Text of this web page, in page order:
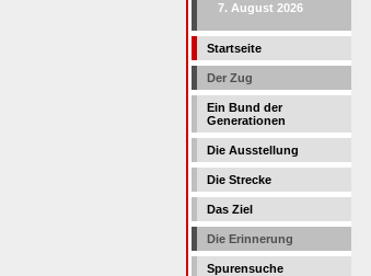
7. August 2026
Startseite
Der Zug
Ein Bund der
Generationen
Die Ausstellung
Die Strecke
Das Ziel
Die Erinnerung
Spurensuche